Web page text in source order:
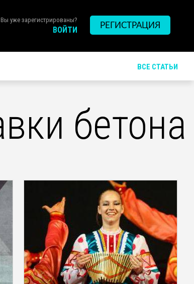
Вы уже зарегистрированы?
ВОЙТИ РЕГИСТРАЦИЯ
ВСЕ СТАТЬИ
бетона